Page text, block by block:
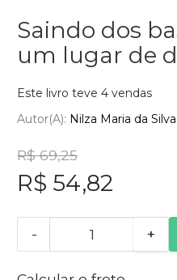
Saindo dos
um lugar de
Este livro teve 4 vendas
Autor(a): Nilza Maria da Silva
R$ 69,25
R$ 54,82
- +